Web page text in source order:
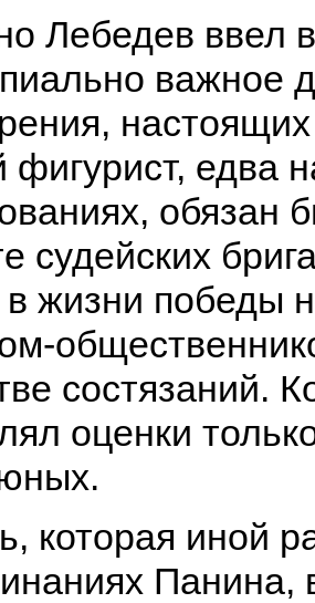
Лебедев ввел
важное
едва
обязан
судейских
жизни победы
состязаний.
оценки
которая иной
Панина,